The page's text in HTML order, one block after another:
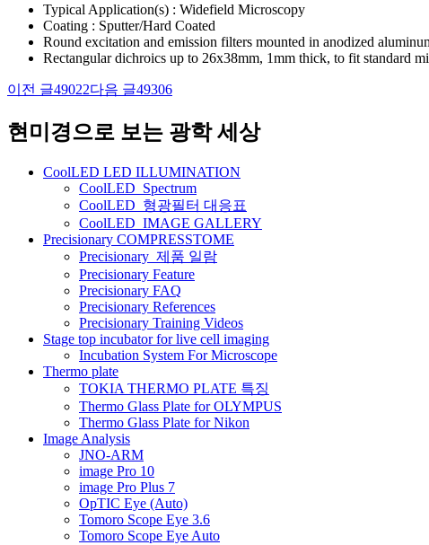
Typical Application(s) : Widefield Microscopy
Coating : Sputter/Hard Coated
Round excitation and emission filters mounted in anodized
Rectangular dichroics up to 26x38mm, 1mm thick, to fit standard
글
네
이전 글49022다음 글49306
현미경으로 보는 광학 세상
CoolLED LED ILLUMINATION
CoolLED_Spectrum
CoolLED_형광필터 대응표
CoolLED_IMAGE GALLERY
Precisionary COMPRESSTOME
Precisionary_제품 일람
Precisionary Feature
Precisionary FAQ
Precisionary References
Precisionary Training Videos
Stage top incubator for live cell imaging
Incubation System For Microscope
Thermo plate
TOKIA THERMO PLATE 특징
Thermo Glass Plate for OLYMPUS
Thermo Glass Plate for Nikon
Image Analysis
JNO-ARM
image Pro 10
image Pro Plus 7
OpTIC Eye (Auto)
Tomoro Scope Eye 3.6
Tomoro Scope Eye Auto